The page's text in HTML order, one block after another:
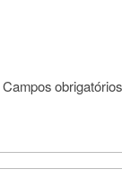
Campos